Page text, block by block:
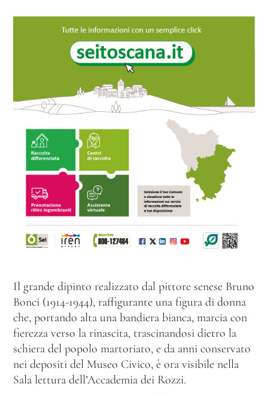
Il grande dipinto realizzato dal pittore senese Bruno
Bonci (1914-1944), raffigurante una figura di donna
che, portando alta una bandiera bianca, marcia con
fierezza verso la rinascita, trascinandosi dietro la
schiera del popolo martoriato, e da anni conservato
nei depositi del Museo Civico, è ora visibile nella
Sala lettura dell’Accademia dei Rozzi.